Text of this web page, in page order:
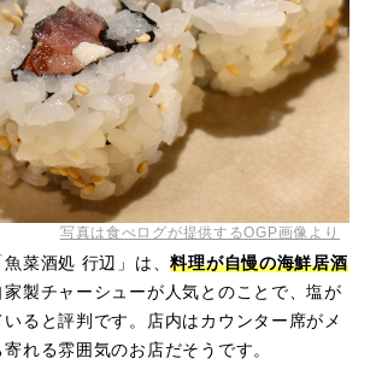
写真は食べログが提供するOGP画像より
菜酒処 行辺」は、料理が自慢の海鮮居酒
製チャーシューが人気とのことで、塩が
ると評判です。店内はカウンター席がメ
れる雰囲気のお店だそうです。